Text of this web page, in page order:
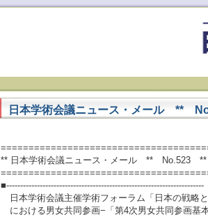
日本学術会議ニュース・メール **
** 日本学術会議ニュース・メール ** No.523
■-----------------------------------------------------------------------
日本学術会議主催学術フォーラム「日本の戦略
における男女共同参画−「第4次男女共同参画基